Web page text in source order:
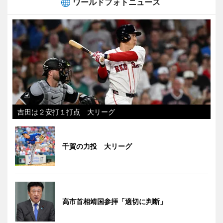
吉田は２安打１打点 大リーグ
千賀の力投 大リーグ
高市首相靖国参拝「適切に判断」